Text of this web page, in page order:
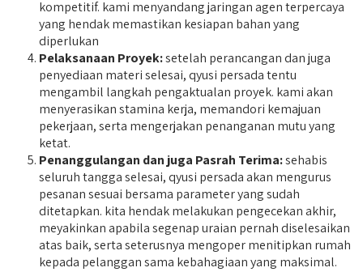
kompetitif. kami menyandang jaringan agen terpercaya
yang hendak memastikan kesiapan bahan yang
diperlukan
Pelaksanaan Proyek:setelah perancangan dan juga
penyediaan materi selesai, qyusi persada tentu
mengambil langkah pengaktualan proyek. kami akan
menyerasikan stamina kerja, memandori kemajuan
pekerjaan, serta mengerjakan penanganan mutu yang
ketat.
Penanggulangan dan juga Pasrah Terima:sehabis
seluruh tangga selesai, qyusi persada akan mengurus
pesanan sesuai bersama parameter yang sudah
ditetapkan. kita hendak melakukan pengecekan akhir,
meyakinkan apabila segenap uraian pernah diselesaikan
atas baik, serta seterusnya mengoper menitipkan rumah
kepada pelanggan sama kebahagiaan yang maksimal.